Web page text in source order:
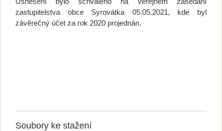
zastupitelstva obce Syrovátka 05.05.2021, kde byl
závěrečný účet za rok 2020 projednán.
Soubory ke stažení